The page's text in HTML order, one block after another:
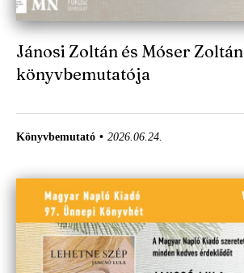
Jánosi Zoltán és Móser Zoltán
könyvbemutatója
Könyvbemutató 2026.06.24.